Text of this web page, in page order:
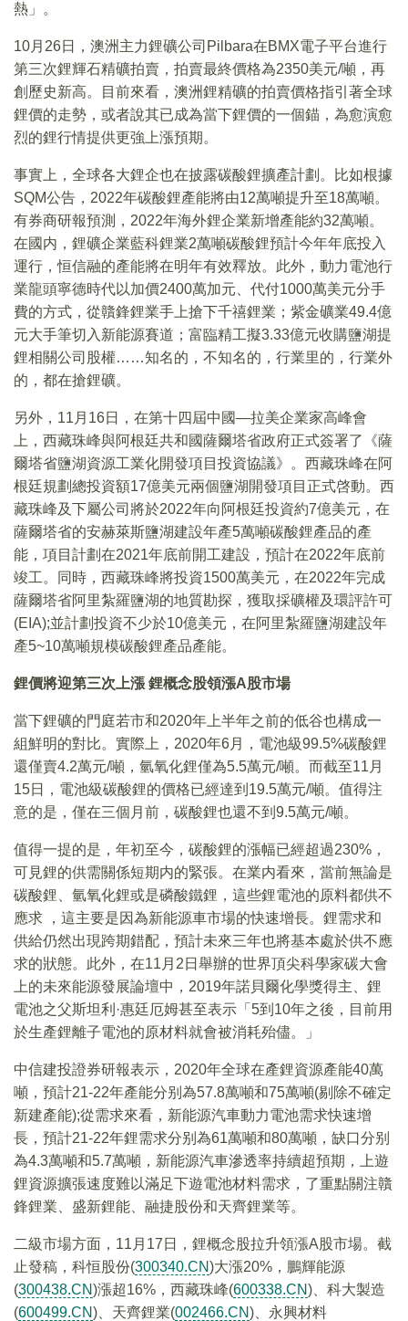
熱」。
10月26日，澳洲主力鋰礦公司Pilbara在BMX電子平台進行
第三次鋰輝石精礦拍賣，拍賣最終價格為2350美元/噸，再
創歷史新高。目前來看，澳洲鋰精礦的拍賣價格指引著全球
鋰價的走勢，或者說其已成為當下鋰價的一個錨，為愈演愈
烈的鋰行情提供更強上漲預期。
事實上，全球各大鋰企也在披露碳酸鋰擴產計劃。比如根據
SQM公告，2022年碳酸鋰產能將由12萬噸提升至18萬噸。
有券商研報預測，2022年海外鋰企業新增產能約32萬噸。
在國内，鋰礦企業藍科鋰業2萬噸碳酸鋰預計今年年底投入
運行，恒信融的產能將在明年有效釋放。此外，動力電池行
業龍頭寧德時代以加價2400萬加元、代付1000萬美元分手
費的方式，從贛鋒鋰業手上搶下千禧鋰業；紫金礦業49.4億
元大手筆切入新能源賽道；富臨精工擬3.33億元收購鹽湖提
鋰相關公司股權……知名的，不知名的，行業里的，行業外
的，都在搶鋰礦。
另外，11月16日，在第十四屆中國—拉美企業家高峰會
上，西藏珠峰與阿根廷共和國薩爾塔省政府正式簽署了《薩
爾塔省鹽湖資源工業化開發項目投資協議》。西藏珠峰在阿
根廷規劃總投資額17億美元兩個鹽湖開發項目正式啓動。西
藏珠峰及下屬公司將於2022年向阿根廷投資約7億美元，在
薩爾塔省的安赫萊斯鹽湖建設年產5萬噸碳酸鋰產品的產
能，項目計劃在2021年底前開工建設，預計在2022年底前
竣工。同時，西藏珠峰將投資1500萬美元，在2022年完成
薩爾塔省阿里紮羅鹽湖的地質勘探，獲取採礦權及環評許可
(EIA);並計劃投資不少於10億美元，在阿里紮羅鹽湖建設年
產5~10萬噸規模碳酸鋰產品產能。
鋰價將迎第三次上漲 鋰概念股領漲A股市場
當下鋰礦的門庭若市和2020年上半年之前的低谷也構成一
組鮮明的對比。實際上，2020年6月，電池級99.5%碳酸鋰
還僅賣4.2萬元/噸，氫氧化鋰僅為5.5萬元/噸。而截至11月
15日，電池級碳酸鋰的價格已經達到19.5萬元/噸。值得注
意的是，僅在三個月前，碳酸鋰也還不到9.5萬元/噸。
值得一提的是，年初至今，碳酸鋰的漲幅已經超過230%，
可見鋰的供需關係短期内的緊張。在業内看來，當前無論是
碳酸鋰、氫氧化鋰或是磷酸鐵鋰，這些鋰電池的原料都供不
應求 ，這主要是因為新能源車市場的快速增長。鋰需求和
供給仍然出現跨期錯配，預計未來三年也將基本處於供不應
求的狀態。此外，在11月2日舉辦的世界頂尖科學家碳大會
上的未來能源發展論壇中，2019年諾貝爾化學獎得主、鋰
電池之父斯坦利·惠廷厄姆甚至表示「5到10年之後，目前用
於生產鋰離子電池的原材料就會被消耗殆儘。」
中信建投證券研報表示，2020年全球在產鋰資源產能40萬
噸，預計21-22年產能分别為57.8萬噸和75萬噸(剔除不確定
新建產能);從需求來看，新能源汽車動力電池需求快速增
長，預計21-22年鋰需求分别為61萬噸和80萬噸，缺口分别
為4.3萬噸和5.7萬噸，新能源汽車滲透率持續超預期，上遊
鋰資源擴張速度難以滿足下遊電池材料需求，了重點關注贛
鋒鋰業、盛新鋰能、融捷股份和天齊鋰業等。
二級市場方面，11月17日，鋰概念股拉升領漲A股市場。截
止發稿，科恒股份(300340.CN)大漲20%，鵬輝能源
(300438.CN)漲超16%，西藏珠峰(600338.CN)、科大製造
(600499.CN)、天齊鋰業(002466.CN)、永興材料